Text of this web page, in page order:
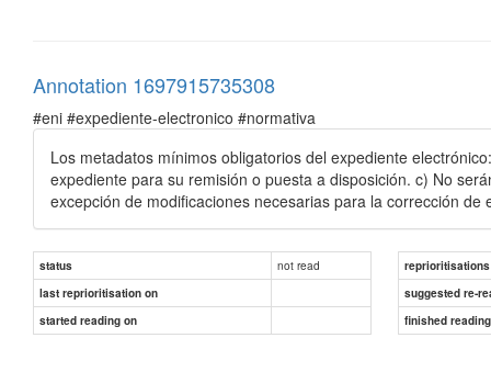
Annotation 1697915735308
#eni #expediente-electronico #normativa
Los metadatos mínimos obligatorios del expediente
expediente para su remisión o puesta a disposición. c) No
excepción de modificaciones necesarias para la corrección
status not read
reprioritisations
last reprioritisation on
suggested re-
started reading on
finished